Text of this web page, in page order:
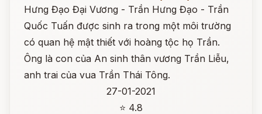
Hưng Đạo Đại Vương - Trần Hưng Đạo - Trần
Quốc Tuấn được sinh ra trong một môi trường
có quan hệ mật thiết với hoàng tộc họ Trần.
Ông là con của An sinh thân vương Trần Liễu,
anh trai của vua Trần Thái Tông.
27-01-2021
⭐ 4.8